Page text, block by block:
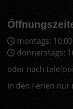
montags:
donnerstags:
oder nach
in den Ferien nur